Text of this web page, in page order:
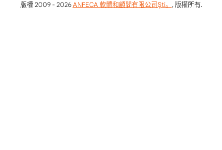
版權 2009 - 2026ANFECA 軟體和顧問有限公司Şti。 , 版權所有.